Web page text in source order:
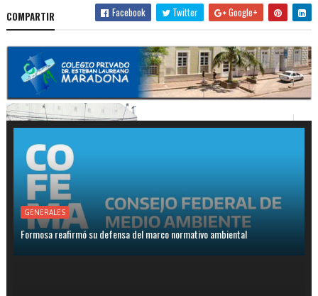
COMPARTIR Facebook Twitter Google+
GENERALES
Formosa reafirmó su defensa del marco normativo ambiental